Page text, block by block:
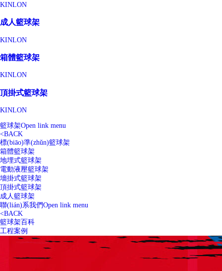
KINLON
成人籃球架
KINLON
箱體籃球架
KINLON
頂掛式籃球架
KINLON
籃球架Open link menu
<BACK
標(biāo)準(zhǔn)籃球架
箱體籃球架
地埋式籃球架
電動液壓籃球架
墻掛式籃球架
頂掛式籃球架
成人籃球架
聯(lián)系我們Open link menu
<BACK
籃球架百科
工程案例